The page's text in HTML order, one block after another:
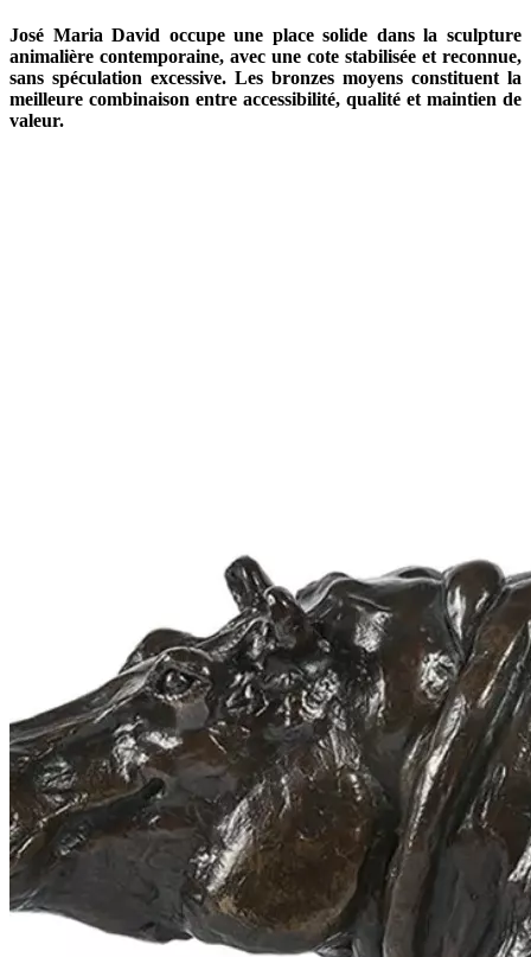
José Maria David occupe une place solide dans la sculpture
animalière contemporaine, avec une cote stabilisée et reconnue,
sans spéculation excessive. Les bronzes moyens constituent la
meilleure combinaison entre accessibilité, qualité et maintien de
valeur.